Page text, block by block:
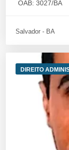
OAB: 3027/BA
Salvador - BA
DIREITO